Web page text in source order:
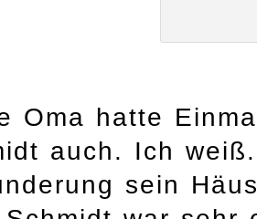
Oma hatte
auch. Ich
sein